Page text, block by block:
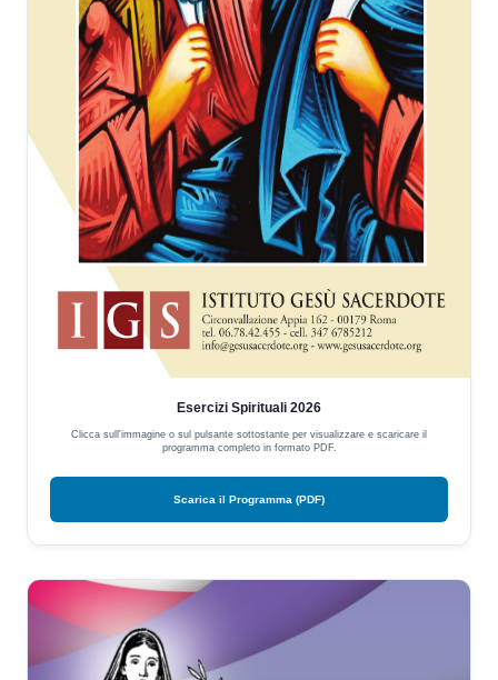
Esercizi Spirituali 2026
Clicca sull'immagine o sul pulsante sottostante per visualizzare e scaricare il
programma completo in formato PDF.
Scarica il Programma (PDF)